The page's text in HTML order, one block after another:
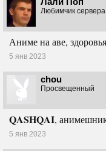
Любимчик сервера
Аниме на аве,
5 янв 2023
chou
Просвещенный
QASHQAI,
5 янв 2023